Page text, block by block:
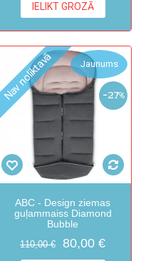
IELIKT GROZĀ
Jaunums
-27%
Nav noliktavā
ABC - Design ziemas
guļammaiss Diamond
Bubble
110,00 € 80,00 €